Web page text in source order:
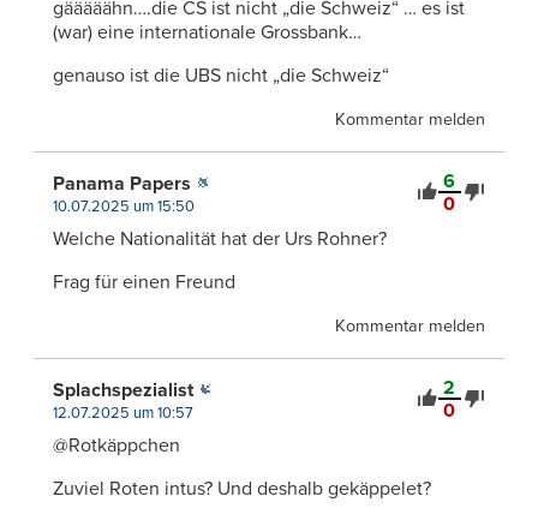
gääääähn….die CS ist nicht „die Schweiz“ … es ist
(war) eine internationale Grossbank…
genauso ist die UBS nicht „die Schweiz“
Kommentar melden
6
0
Panama Papers
10.07.2025 um 15:50
Welche Nationalität hat der Urs Rohner?
Frag für einen Freund
Kommentar melden
2
0
Splachspezialist
12.07.2025 um 10:57
@Rotkäppchen
Zuviel Roten intus? Und deshalb gekäppelet?